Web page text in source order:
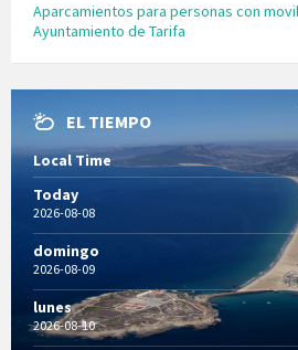
Aparcamientos para personas con
Ayuntamiento de Tarifa
EL TIEMPO
Local Time
Today
2026-08-08
domingo
2026-08-09
lunes
2026-08-10